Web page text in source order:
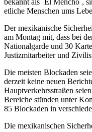
etliche Menschen ums
Der mexikanische
am Montag mit, dass bei
Nationalgarde und 30
Justizmitarbeiter und
Die meisten Blockaden
derzeit keine neuen
Hauptverkehrsstraßen
Bereiche stünden unter
85 Blockaden in
Die mexikanischen